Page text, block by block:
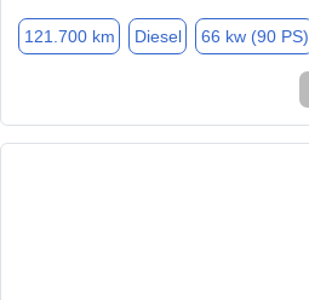
121.700 km Diesel 66 kw (90 PS)